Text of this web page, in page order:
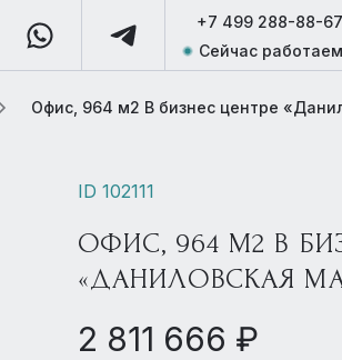
+7 499 288-88-67
Сейчас работаем
Офис, 964 м2 В бизнес центре
ID 102111
ОФИС, 964 М2 В
«ДАНИЛОВСКАЯ
2 811 666 ₽